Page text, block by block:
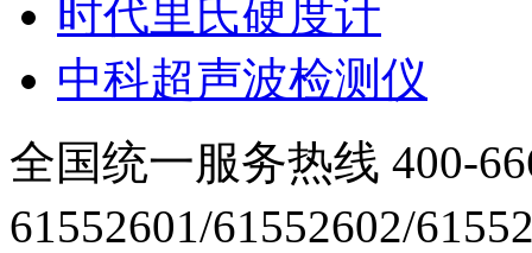
时代里氏硬度计
中科超声波检测仪
全国统一服务热线 400-
61552601/61552602/